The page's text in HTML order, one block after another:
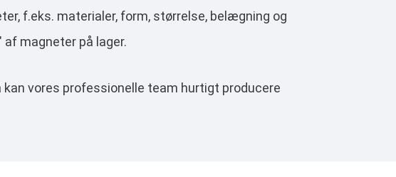
f.eks. materialer, form, størrelse, belægning og
magneter på lager.
kan vores professionelle team hurtigt producere